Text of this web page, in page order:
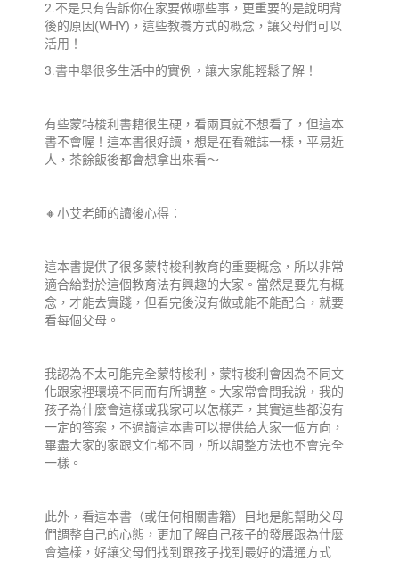
2.不是只有告訴你在家要做哪些事，更重要的是說明背
後的原因(WHY)，這些教養方式的概念，讓父母們可以
活用！
3.書中舉很多生活中的實例，讓大家能輕鬆了解！
有些蒙特梭利書籍很生硬，看兩頁就不想看了，但這本
書不會喔！這本書很好讀，想是在看雜誌一樣，平易近
人，茶餘飯後都會想拿出來看～
🔸小艾老師的讀後心得：
這本書提供了很多蒙特梭利教育的重要概念，所以非常
適合給對於這個教育法有興趣的大家。當然是要先有概
念，才能去實踐，但看完後沒有做或能不能配合，就要
看每個父母。
我認為不太可能完全蒙特梭利，蒙特梭利會因為不同文
化跟家裡環境不同而有所調整。大家常會問我說，我的
孩子為什麼會這樣或我家可以怎樣弄，其實這些都沒有
一定的答案，不過讀這本書可以提供給大家一個方向，
畢盡大家的家跟文化都不同，所以調整方法也不會完全
一樣。
此外，看這本書（或任何相關書籍）目地是能幫助父母
們調整自己的心態，更加了解自己孩子的發展跟為什麼
會這樣，好讓父母們找到跟孩子找到最好的溝通方式